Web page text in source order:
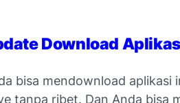
Download
bisa mendownload
tanpa ribet. Dan Anda bisa